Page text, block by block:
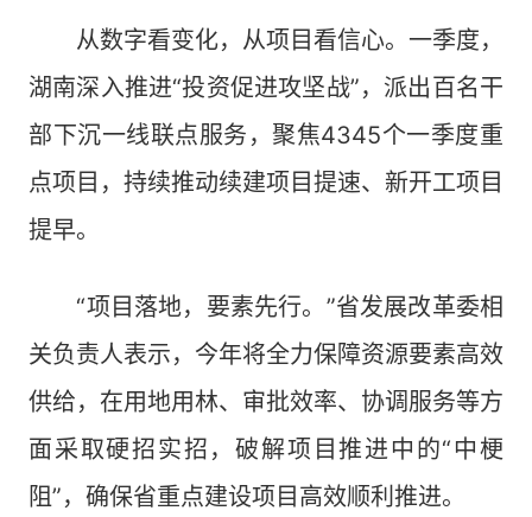
从数字看变化，从项目看信心。一季度，
湖南深入推进“投资促进攻坚战”，派出百名干
部下沉一线联点服务，聚焦4345个一季度重
点项目，持续推动续建项目提速、新开工项目
提早。
“项目落地，要素先行。”省发展改革委相
关负责人表示，今年将全力保障资源要素高效
供给，在用地用林、审批效率、协调服务等方
面采取硬招实招，破解项目推进中的“中梗
阻”，确保省重点建设项目高效顺利推进。